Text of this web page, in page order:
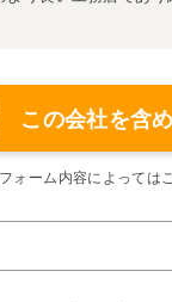
この会社を含
ォーム内容によっては